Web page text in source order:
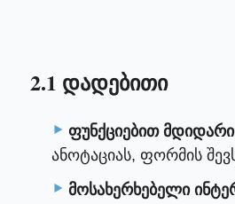
2.1 დადებითი
ფუნქციებით
ანოტაციას, ფორმის
მოსახერხებელი